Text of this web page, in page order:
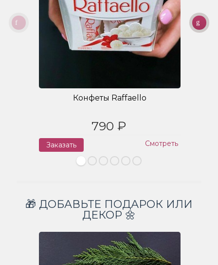
Конфеты Raffaello
790 ₽
Заказать Смотреть
🎁 ДОБАВЬТЕ ПОДАРОК ИЛИ
ДЕКОР 🌼